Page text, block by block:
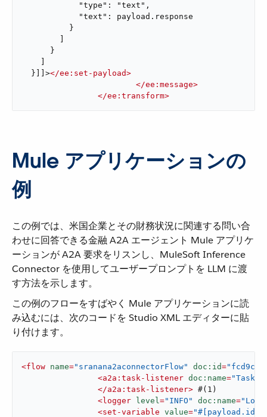
            "type": "text",
            "text": payload.response
          }
      }
  }]]>
</ee:set-payload>
</ee:message>
</ee:transform>
Mule アプリケーションの
例
この例では、米国企業とその財務状況に関連する問い合
わせに回答できる金融 A2A エージェント Mule アプリケ
ーションが A2A 要求をリスンし、MuleSoft Inference
Connector を使用してユーザープロンプトを LLM に渡
す方法を示します。
この例のフローをすばやく Mule アプリケーションに読
み込むには、次のコードを Studio XML エディターに貼
り付けます。
<flow name="sranana2aconnectorFlow" doc:id=
<a2a:task-listener doc:name="Task
</a2a:task-listener> #(1)
<logger level="INFO" doc:name=
<set-variable value="#[payload.id]"